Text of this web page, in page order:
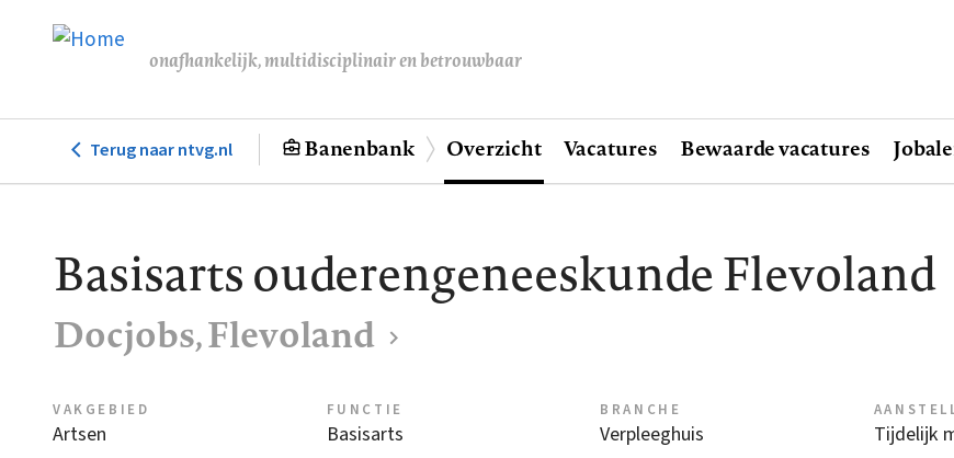
de
onafhankelijk, multidisciplinair en betrouwbaar
Hoofdnavigatie
Terug naar ntvg.nl Banenbank Overzicht Vacatures Bewaarde vacatures
Basisarts ouderengeneeskunde Flevoland
Docjobs, Flevoland
VAKGEBIED
Artsen
FUNCTIE
Basisarts
BRANCHE
Verpleeghuis Tijdelijk